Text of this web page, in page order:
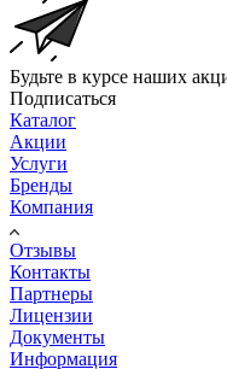
Будьте в курсе наших
Подписаться
Каталог
Акции
Услуги
Бренды
Компания
Отзывы
Контакты
Партнеры
Лицензии
Документы
Информация